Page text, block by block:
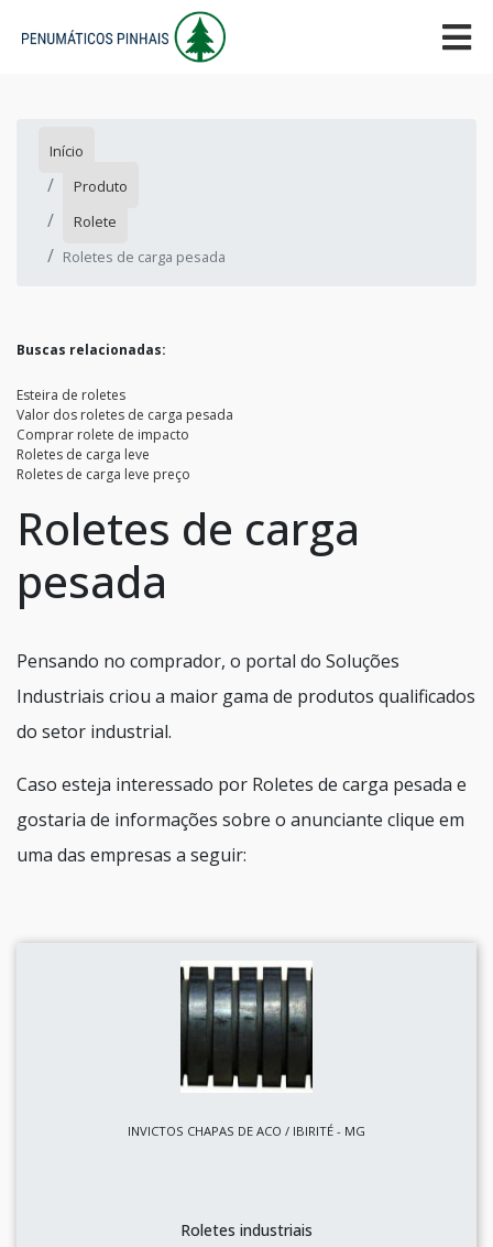
Início
Produto
Rolete
Roletes de carga pesada
Buscas relacionadas:
Esteira de roletes
Valor dos roletes de carga pesada
Comprar rolete de impacto
Roletes de carga leve
Roletes de carga leve preço
Roletes de carga
pesada
Pensando no comprador, o portal do Soluções
Industriais criou a maior gama de produtos qualificados
do setor industrial.
Caso esteja interessado por Roletes de carga pesada e
gostaria de informações sobre o anunciante clique em
uma das empresas a seguir:
INVICTOS CHAPAS DE ACO / IBIRITÉ - MG
Roletes industriais